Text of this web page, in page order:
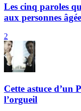
Les cinq paroles
aux personnes
2
Cette astuce d’un
l’orgueil